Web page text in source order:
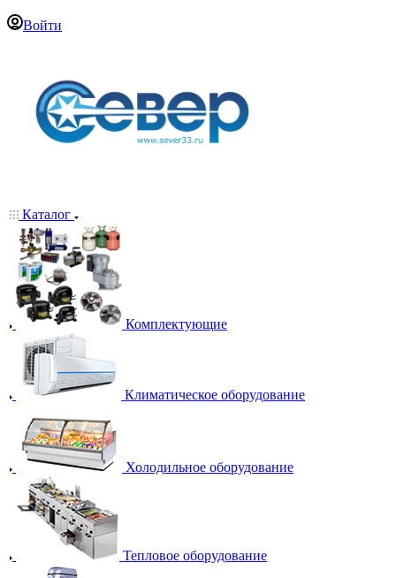
Войти
Каталог
Комплектующие
Климатическое оборудование
Холодильное оборудование
Тепловое оборудование